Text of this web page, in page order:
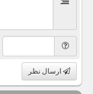
ارسال نظر